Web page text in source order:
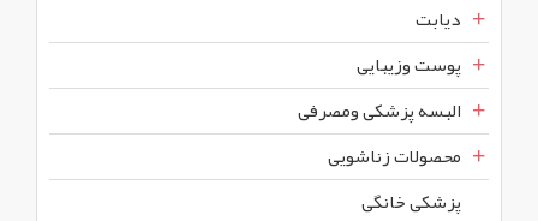
دیابت
پوست وزیبایی
البسه پزشکی ومصرفی
محصولات زناشویی
پزشکی خانگی